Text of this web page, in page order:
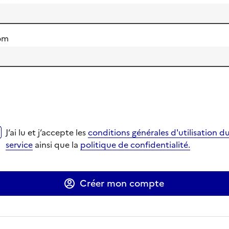
lu et j‘accepte lesconditions générales d'utilisation du
dans un nouvel onglet
dans un nouvel onglet
J‘ai lu et j‘accepte lesconditions générales d'utilisation du
service ainsi que la politique de confidentialité.
Créer mon compte